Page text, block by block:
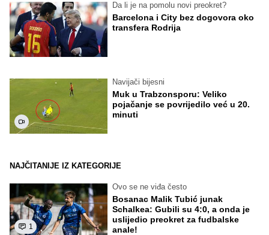
Da li je na pomolu novi preokret?
Barcelona i City bez dogovora oko
transfera Rodrija
Navijači bijesni
Muk u Trabzonsporu: Veliko
pojačanje se povrijedilo već u 20.
minuti
NAJČITANIJE IZ KATEGORIJE
1
Ovo se ne viđa često
Bosanac Malik Tubić junak
Schalkea: Gubili su 4:0, a onda je
uslijedio preokret za fudbalske
anale!